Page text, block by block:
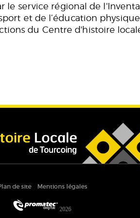
service régional de
et de l’éducation
du Centre d'histoire
de site Mentions légales
2026